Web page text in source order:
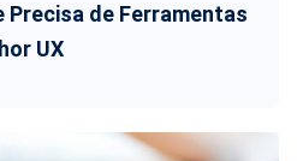
Precisa de Ferramentas
UX